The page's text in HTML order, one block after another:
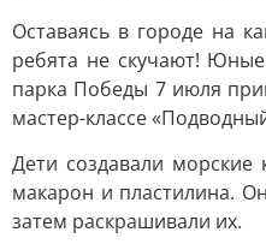
Оставаясь в городе на
ребята не скучают!
парка Победы 7 июля
мастер-классе
Дети создавали
макарон и пластилина.
затем раскрашивали их.